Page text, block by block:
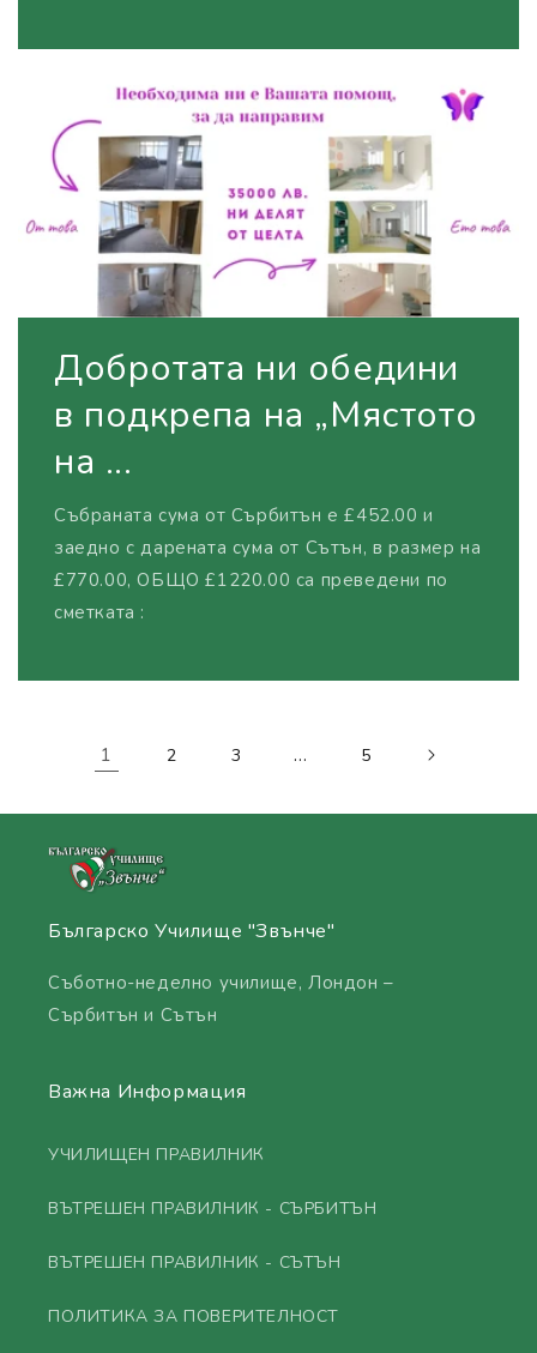
Добротата ни обедини
в подкрепа на „Мястото
на ...
Събраната сума от Сърбитън е £452.00 и
заедно с дарената сума от Сътън, в размер на
£770.00, ОБЩО £1220.00 са преведени по
сметката :
1 2 3 … 5
Българско Училище "Звънче"
Съботно-неделно училище, Лондон –
Сърбитън и Сътън
Важна Информация
УЧИЛИЩЕН ПРАВИЛНИК
ВЪТРЕШЕН ПРАВИЛНИК - СЪРБИТЪН
ВЪТРЕШЕН ПРАВИЛНИК - СЪТЪН
ПОЛИТИКА ЗА ПОВЕРИТЕЛНОСТ